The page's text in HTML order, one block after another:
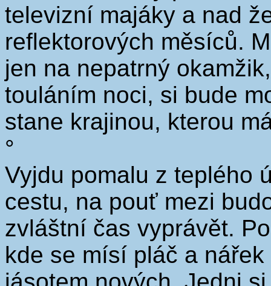
televizní majáky a nad
reflektorových měsíců.
jen na nepatrný
touláním noci, si bude
stane krajinou, kterou
°
Vyjdu pomalu z teplého
cestu, na pouť mezi
zvláštní čas vyprávět.
kde se mísí pláč a